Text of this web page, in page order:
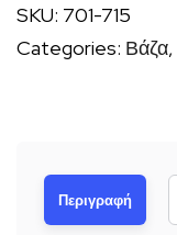
τοίχωμα
ποσότητα
SKU: 701-715
Categories: Βάζα,
Περιγραφή